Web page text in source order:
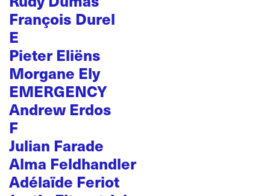
François Durel
E
Pieter Eliëns
Morgane Ely
EMERGENCY
Andrew Erdos
F
Julian Farade
Alma Feldhandler
Adélaïde Feriot